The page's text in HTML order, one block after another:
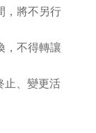
，將不另行
，不得轉讓
止、變更活